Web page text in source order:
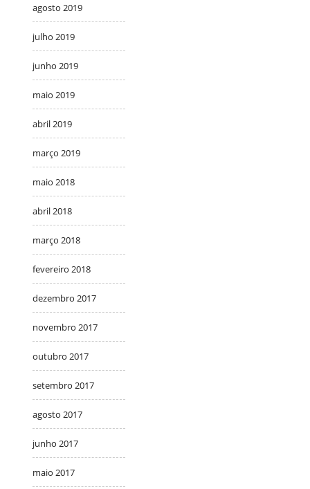
agosto 2019
julho 2019
junho 2019
maio 2019
abril 2019
março 2019
maio 2018
abril 2018
março 2018
fevereiro 2018
dezembro 2017
novembro 2017
outubro 2017
setembro 2017
agosto 2017
junho 2017
maio 2017